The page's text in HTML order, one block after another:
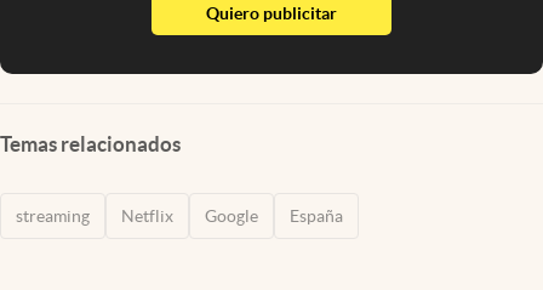
Quiero publicitarabre en nueva pestaña
Temas relacionados
streaming Netflix Google España